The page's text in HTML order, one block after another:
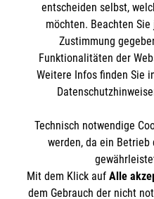
Malteserorden
Malteser Jugend
Malteser International
Sharepoint
Spendenkonto
Empfänger: Malteser
IBAN:
BIC: GENODED1PA7
Soziale Netzwerke
Der Malteser Hilfsdienst
entscheiden selbst,
möchten. Beachten
Zustimmung
Funktionalitäten der
Weitere Infos finden Sie
Technisch notwendige
werden, da ein
Mit dem Klick auf Alle
dem Gebrauch der nicht